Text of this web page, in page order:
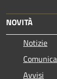
NOVITÀ
Notizie
Avvisi